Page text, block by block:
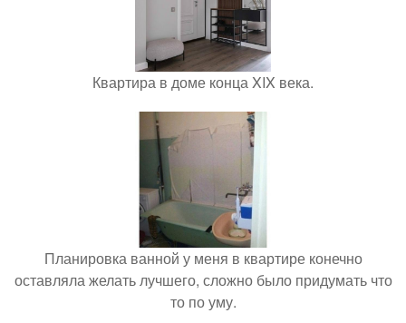
Квартира в доме конца XIX века.
Планировка ванной у меня в квартире конечно
оставляла желать лучшего, сложно было придумать что
то по уму.